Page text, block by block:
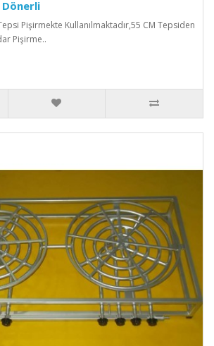
Pişirmekte Kullanılmaktadır,55 CM Tepsiden
Pişirme..